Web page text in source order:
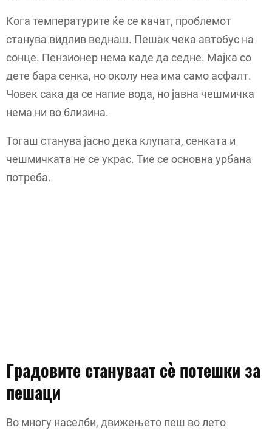
Кога температурите ќе се качат, проблемот
станува видлив веднаш. Пешак чека автобус на
сонце. Пензионер нема каде да седне. Мајка со
дете бара сенка, но околу неа има само асфалт.
Човек сака да се напие вода, но јавна чешмичка
нема ни во близина.
Тогаш станува јасно дека клупата, сенката и
чешмичката не се украс. Тие се основна урбана
потреба.
Градовите стануваат сè потешки за
пешаци
Во многу населби, движењето пеш во лето